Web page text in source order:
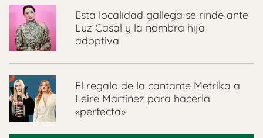
Esta localidad gallega se rinde ante
Luz Casal y la nombra hija
adoptiva
El regalo de la cantante Metrika a
Leire Martínez para hacerla
«perfecta»